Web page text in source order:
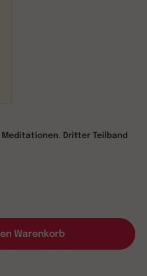
Meditationen. Dritter Teilband